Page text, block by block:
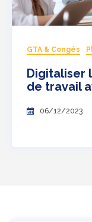
GTA & Congés
Digitaliser
de travail
06/12/2023